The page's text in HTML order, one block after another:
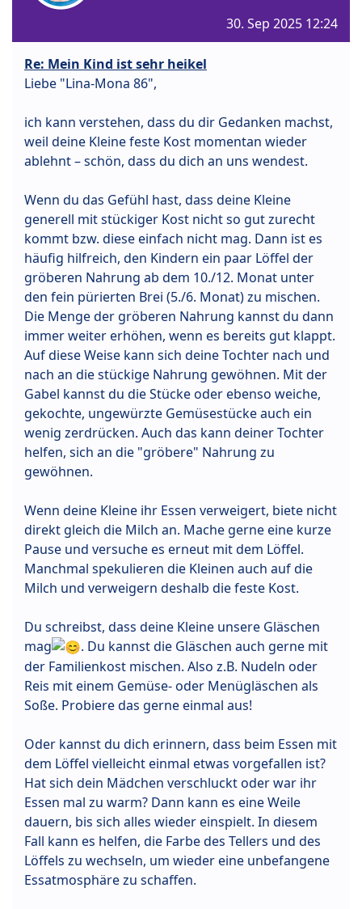
30. Sep 2025 12:24
Re: Mein Kind ist sehr heikel
Liebe "Lina-Mona 86",
ich kann verstehen, dass du dir Gedanken machst,
weil deine Kleine feste Kost momentan wieder
ablehnt – schön, dass du dich an uns wendest.
Wenn du das Gefühl hast, dass deine Kleine
generell mit stückiger Kost nicht so gut zurecht
kommt bzw. diese einfach nicht mag. Dann ist es
häufig hilfreich, den Kindern ein paar Löffel der
gröberen Nahrung ab dem 10./12. Monat unter
den fein pürierten Brei (5./6. Monat) zu mischen.
Die Menge der gröberen Nahrung kannst du dann
immer weiter erhöhen, wenn es bereits gut klappt.
Auf diese Weise kann sich deine Tochter nach und
nach an die stückige Nahrung gewöhnen. Mit der
Gabel kannst du die Stücke oder ebenso weiche,
gekochte, ungewürzte Gemüsestücke auch ein
wenig zerdrücken. Auch das kann deiner Tochter
helfen, sich an die "gröbere" Nahrung zu
gewöhnen.
Wenn deine Kleine ihr Essen verweigert, biete nicht
direkt gleich die Milch an. Mache gerne eine kurze
Pause und versuche es erneut mit dem Löffel.
Manchmal spekulieren die Kleinen auch auf die
Milch und verweigern deshalb die feste Kost.
Du schreibst, dass deine Kleine unsere Gläschen
mag
. Du kannst die Gläschen auch gerne mit
der Familienkost mischen. Also z.B. Nudeln oder
Reis mit einem Gemüse- oder Menügläschen als
Soße. Probiere das gerne einmal aus!
Oder kannst du dich erinnern, dass beim Essen mit
dem Löffel vielleicht einmal etwas vorgefallen ist?
Hat sich dein Mädchen verschluckt oder war ihr
Essen mal zu warm? Dann kann es eine Weile
dauern, bis sich alles wieder einspielt. In diesem
Fall kann es helfen, die Farbe des Tellers und des
Löffels zu wechseln, um wieder eine unbefangene
Essatmosphäre zu schaffen.